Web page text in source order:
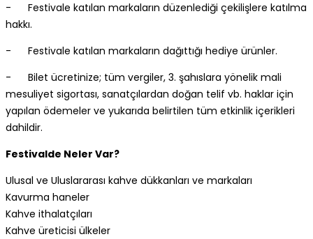
- Festivale katılan markaların düzenlediği çekilişlere katılma
hakkı.
- Festivale katılan markaların dağıttığı hediye ürünler.
- Bilet ücretinize; tüm vergiler, 3. şahıslara yönelik mali
mesuliyet sigortası, sanatçılardan doğan telif vb. haklar için
yapılan ödemeler ve yukarıda belirtilen tüm etkinlik içerikleri
dahildir.
Festivalde Neler Var?
Ulusal ve Uluslararası kahve dükkanları ve markaları
Kavurma haneler
Kahve ithalatçıları
Kahve üreticisi ülkeler